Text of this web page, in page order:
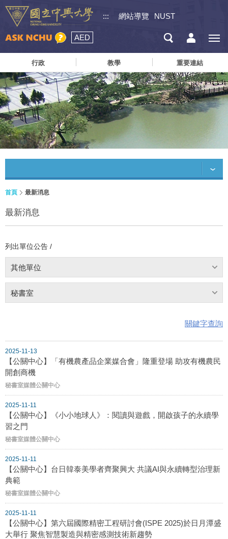
::: 網站導覽 NUST
AED
行政 教學 重要連結
首頁 最新消息
最新消息
列出單位公告 /
其他單位
秘書室
關鍵字查詢
2025-11-13
【公關中心】「有機農產品企業媒合會」隆重登場 助攻有機農民
開創商機
秘書室媒體公關中心
2025-11-11
【公關中心】《小小地球人》：閱讀與遊戲，開啟孩子的永續學
習之門
秘書室媒體公關中心
2025-11-11
【公關中心】台日韓泰美學者齊聚興大 共議AI與永續轉型治理新
典範
秘書室媒體公關中心
2025-11-11
【公關中心】第六屆國際精密工程研討會(ISPE 2025)於日月潭盛
大舉行 聚焦智慧製造與精密感測技術新趨勢